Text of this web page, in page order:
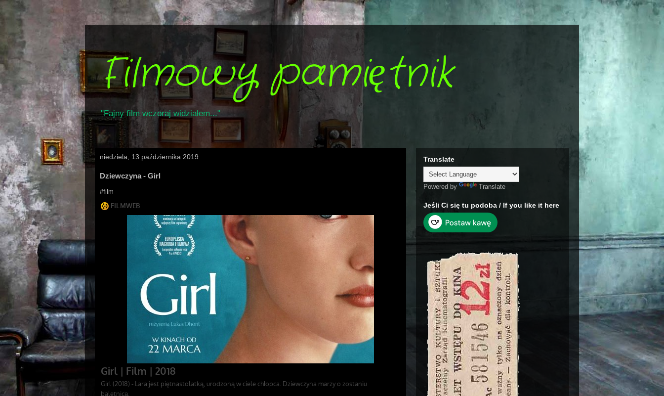
Filmowy pamiętnik
"Fajny film wczoraj widziałem..."
niedziela, 13 października 2019
Dziewczyna - Girl
#film
Translate
Powered by Translate
Jeśli Ci się tu podoba / If you like it here